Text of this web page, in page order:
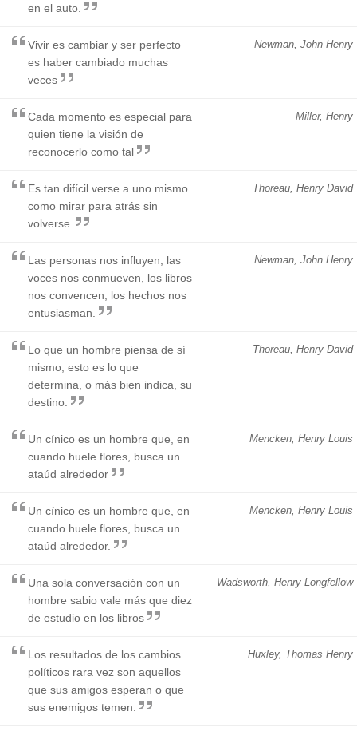
en el auto.
Newman, John Henry
Vivir es cambiar y ser perfecto
es haber cambiado muchas
veces
Miller, Henry
Cada momento es especial para
quien tiene la visión de
reconocerlo como tal
Thoreau, Henry David
Es tan difícil verse a uno mismo
como mirar para atrás sin
volverse.
Newman, John Henry
Las personas nos influyen, las
voces nos conmueven, los libros
nos convencen, los hechos nos
entusiasman.
Thoreau, Henry David
Lo que un hombre piensa de sí
mismo, esto es lo que
determina, o más bien indica, su
destino.
Mencken, Henry Louis
Un cínico es un hombre que, en
cuando huele flores, busca un
ataúd alrededor
Mencken, Henry Louis
Un cínico es un hombre que, en
cuando huele flores, busca un
ataúd alrededor.
Wadsworth, Henry Longfellow
Una sola conversación con un
hombre sabio vale más que diez
de estudio en los libros
Huxley, Thomas Henry
Los resultados de los cambios
políticos rara vez son aquellos
que sus amigos esperan o que
sus enemigos temen.